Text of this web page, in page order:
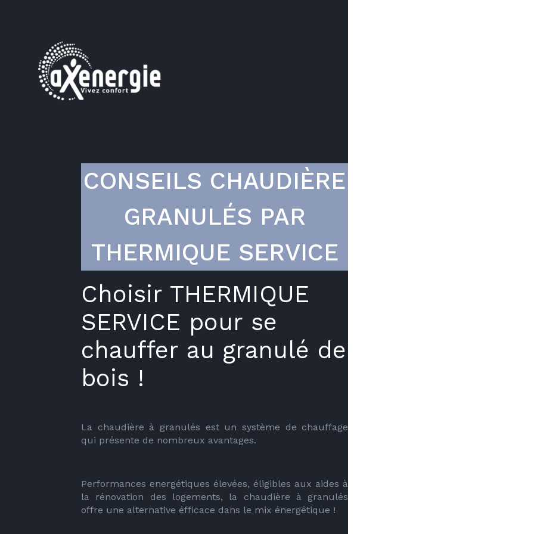
CONSEILS CHAUDIÈRE
GRANULÉS PAR
THERMIQUE SERVICE
Choisir THERMIQUE
SERVICE pour se
chauffer au granulé de
bois !
La chaudière à granulés est un système de chauffage
qui présente de nombreux avantages.
Performances energétiques élevées, éligibles aux aides à
la rénovation des logements, la chaudière à granulés
offre une alternative éfficace dans le mix énergétique !